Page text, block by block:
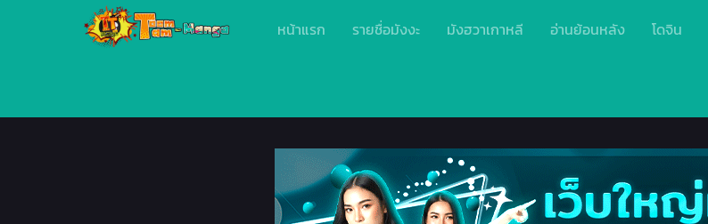
หน้าแรก รายชื่อมังงะ มังฮวาเกาหลี อ่านย้อนหลัง โดจิน